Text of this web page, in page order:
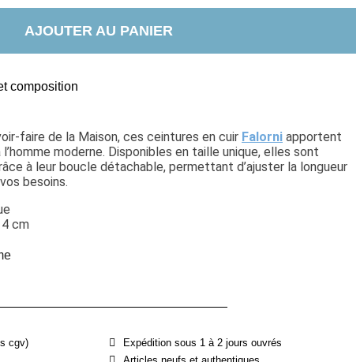
AJOUTER AU PANIER
composition
faire de la Maison, ces ceintures en cuir Falorni apportent
moderne. Disponibles en taille unique, elles sont
à leur boucle détachable, permettant d’ajuster la longueur
besoins.
cm
cgv)
Expédition sous 1 à 2 jours ouvrés